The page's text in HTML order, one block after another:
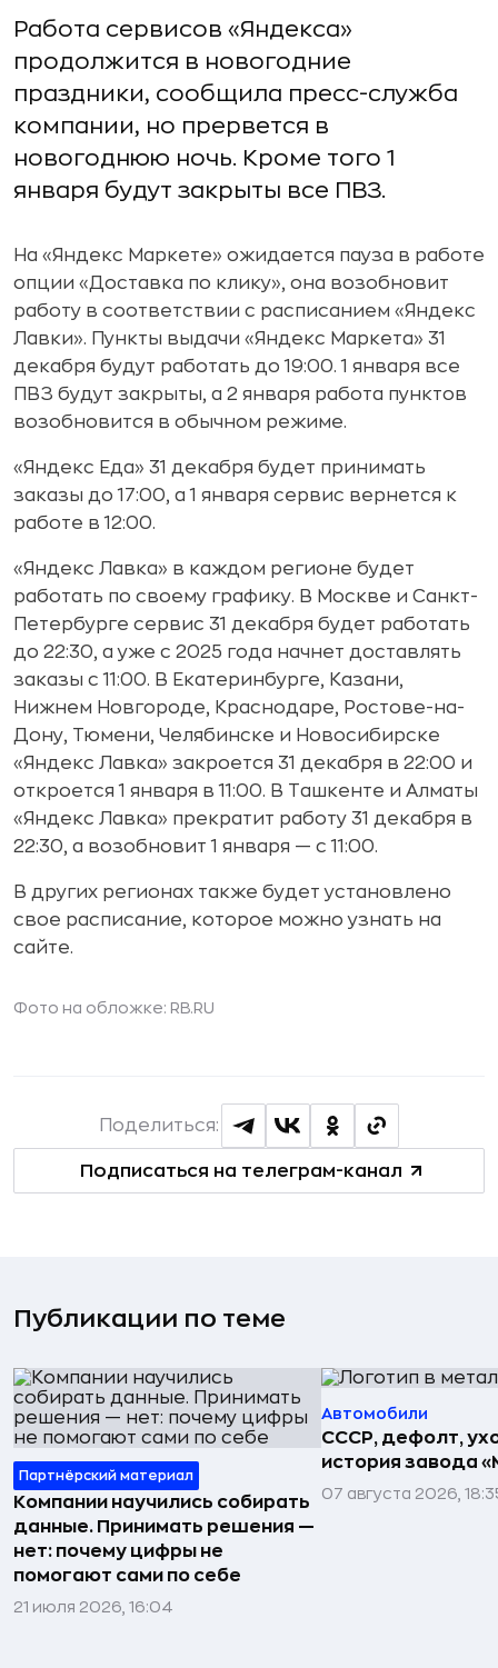
Работа сервисов «Яндекса»
продолжится в новогодние
праздники, сообщила пресс-служба
компании, но прервется в
новогоднюю ночь. Кроме того 1
января будут закрыты все ПВЗ.
На «Яндекс Маркете» ожидается пауза в работе
опции «Доставка по клику», она возобновит
работу в соответствии с расписанием «Яндекс
Лавки». Пункты выдачи «Яндекс Маркета» 31
декабря будут работать до 19:00. 1 января все
ПВЗ будут закрыты, а 2 января работа пунктов
возобновится в обычном режиме.
«Яндекс Еда» 31 декабря будет принимать
заказы до 17:00, а 1 января сервис вернется к
работе в 12:00.
«Яндекс Лавка» в каждом регионе будет
работать по своему графику. В Москве и Санкт-
Петербурге сервис 31 декабря будет работать
до 22:30, а уже с 2025 года начнет доставлять
заказы с 11:00. В Екатеринбурге, Казани,
Нижнем Новгороде, Краснодаре, Ростове-на-
Дону, Тюмени, Челябинске и Новосибирске
«Яндекс Лавка» закроется 31 декабря в 22:00 и
откроется 1 января в 11:00. В Ташкенте и Алматы
«Яндекс Лавка» прекратит работу 31 декабря в
22:30, а возобновит 1 января — с 11:00.
В других регионах также будет установлено
свое расписание, которое можно узнать на
сайте.
Фото на обложке: RB.RU
Подписаться на телеграм-канал
Поделиться:
Публикации по теме
Партнёрский материал
Компании научились собирать
данные. Принимать решения —
нет: почему цифры не
помогают сами по себе
21 июля 2026, 16:04
Автомобили
СССР, дефолт,
история завода
07 августа 2026,